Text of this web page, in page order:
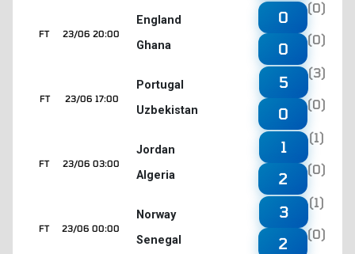
23/06 20:00
FT
England
Ghana
0
(0)
0
(0)
23/06 17:00
FT
Portugal
Uzbekistan
5
(3)
0
(0)
23/06 03:00
FT
Jordan
Algeria
1
(1)
2
(0)
23/06 00:00
FT
Norway
Senegal
3
(1)
2
(0)